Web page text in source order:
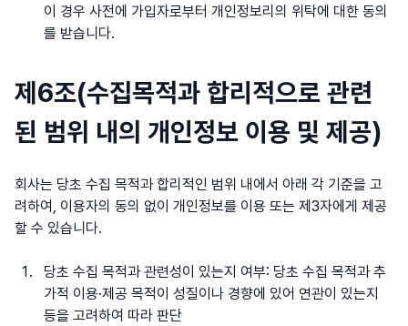
이 경우 사전에 가입자로부터 개인정보리의 위탁에 대한 동의
를 받습니다.
제6조(수집목적과 합리적으로 관련
된 범위 내의 개인정보 이용 및 제공)
회사는 당초 수집 목적과 합리적인 범위 내에서 아래 각 기준을 고
려하여, 이용자의 동의 없이 개인정보를 이용 또는 제3자에게 제공
할 수 있습니다.
당초 수집 목적과 관련성이 있는지 여부: 당초 수집 목적과 추
가적 이용·제공 목적이 성질이나 경향에 있어 연관이 있는지
등을 고려하여 따라 판단